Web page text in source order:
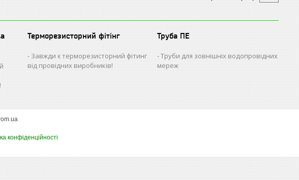
Терморезисторний фітінг
Завжди є терморезисторний фітинг
від провідних виробників!
Труба ПЕ
Труби для зовнішніх водопровідних
мереж
конфіденційності